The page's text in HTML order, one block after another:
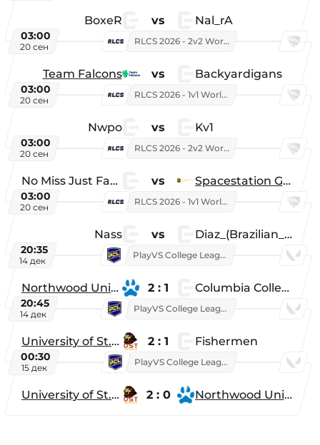
BoxeR vs Nal_rA
03:00
20 сен
RLCS 2026 - 2v2 World Championship
Team Falcons vs Backyardigans
03:00
20 сен
RLCS 2026 - 1v1 World Championship
Nwpo vs Kv1
03:00
20 сен
RLCS 2026 - 2v2 World Championship
No Miss Just Fake vs Spacestation Gaming
03:00
20 сен
RLCS 2026 - 1v1 World Championship
Nass vs Diaz_(Brazilian_Player)
20:35
14 дек
PlayVS College League 2025: Fall
Northwood University 2 : 1 Columbia College
20:45
14 дек
PlayVS College League 2025: Fall
University of St. Thomas 2 : 1 Fishermen
00:30
15 дек
PlayVS College League 2025: Fall
University of St. Thomas 2 : 0 Northwood University